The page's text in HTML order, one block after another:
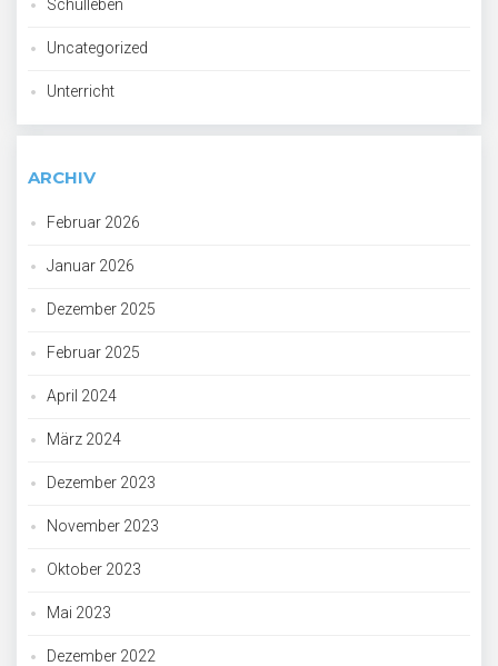
Schulleben
Uncategorized
Unterricht
ARCHIV
Februar 2026
Januar 2026
Dezember 2025
Februar 2025
April 2024
März 2024
Dezember 2023
November 2023
Oktober 2023
Mai 2023
Dezember 2022